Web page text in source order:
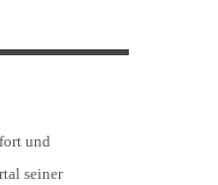
und
seiner